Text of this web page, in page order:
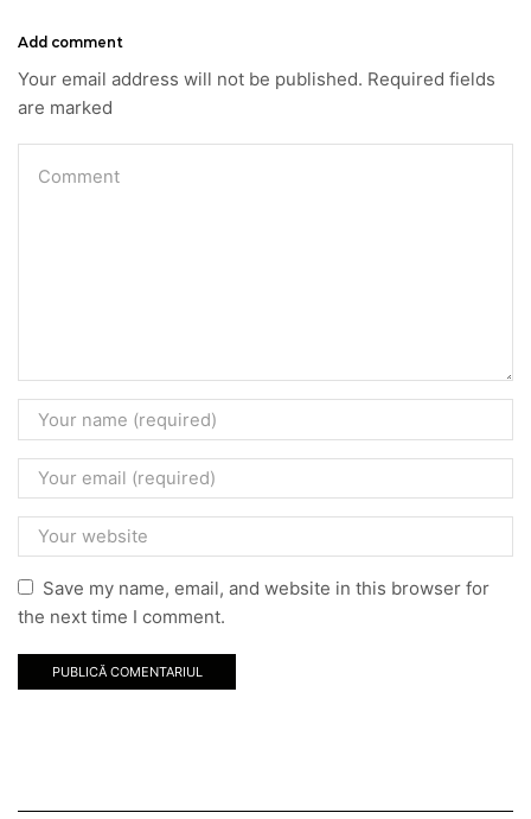
Add comment
Your email address will not be published. Required fields
are marked
Save my name, email, and website in this browser for
the next time I comment.